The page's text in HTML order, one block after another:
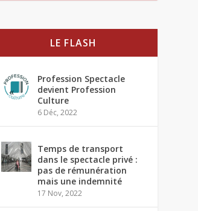
LE FLASH
Profession Spectacle
devient Profession
Culture
6 Déc, 2022
Temps de transport
dans le spectacle privé :
pas de rémunération
mais une indemnité
17 Nov, 2022